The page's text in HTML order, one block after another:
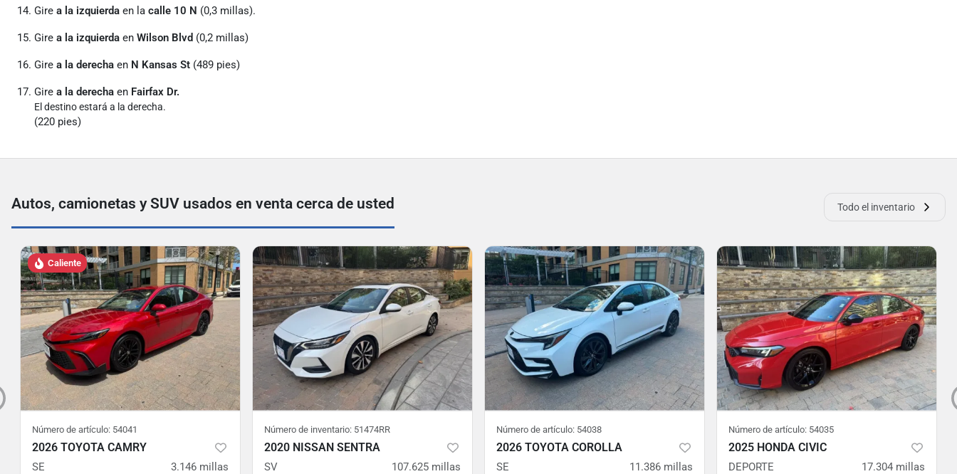
Gire a la izquierda en la calle 10 N (0,3 millas).
Gire a la izquierda en Wilson Blvd (0,2 millas)
Gire a la derecha en N Kansas St (489 pies)
Gire a la derecha en Fairfax Dr.
El destino estará a la derecha.
(220 pies)
Autos, camionetas y SUV usados ​​en venta cerca de usted Todo el inventario
Caliente
Número de artículo: 54041
2026 TOYOTA CAMRY
SE 3.146 millas
Número de inventario: 51474RR
2020 NISSAN SENTRA
SV 107.625 millas
Número de artículo: 54038
2026 TOYOTA COROLLA
SE 11.386 millas
Número de artículo: 54035
2025 HONDA CIVIC
DEPORTE 17.304 millas